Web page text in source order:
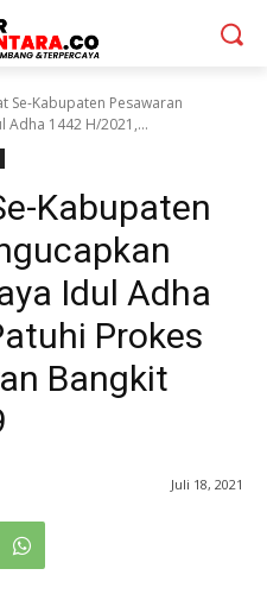
Se-Kabupaten Pesawaran
Adha 1442 H/2021,...
Kabupaten
Idul Adha
Prokes
Bangkit
Juli 18, 2021